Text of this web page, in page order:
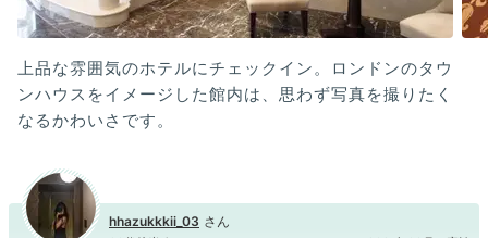
上品な雰囲気のホテルにチェックイン。ロンドンのタウ
ンハウスをイメージした館内は、思わず写真を撮りたく
なるかわいさです。
hhazukkkii_03